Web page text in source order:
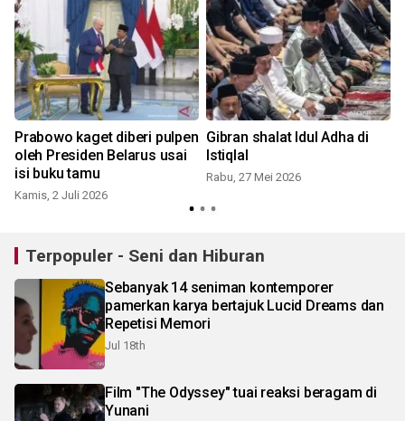
Prabowo kaget diberi pulpen
oleh Presiden Belarus usai
isi buku tamu
Kamis, 2 Juli 2026
Gibran shalat Idul Adha di
Istiqlal
Rabu, 27 Mei 2026
Terpopuler - Seni dan Hiburan
Sebanyak 14 seniman kontemporer
pamerkan karya bertajuk Lucid Dreams dan
Repetisi Memori
Jul 18th
Film "The Odyssey" tuai reaksi beragam di
Yunani